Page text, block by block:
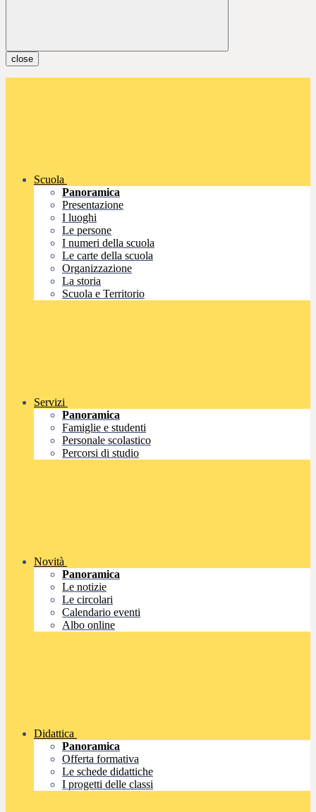
close
Scuola
Panoramica
Presentazione
I luoghi
Le persone
I numeri della scuola
Le carte della scuola
Organizzazione
La storia
Scuola e Territorio
Servizi
Panoramica
Famiglie e studenti
Personale scolastico
Percorsi di studio
Novità
Panoramica
Le notizie
Le circolari
Calendario eventi
Albo online
Didattica
Panoramica
Offerta formativa
Le schede didattiche
I progetti delle classi